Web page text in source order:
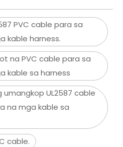
PVC cable para sa
kable harness.
na PVC cable para sa
kable sa harness
UL2587 cable
na mga kable sa
cable.